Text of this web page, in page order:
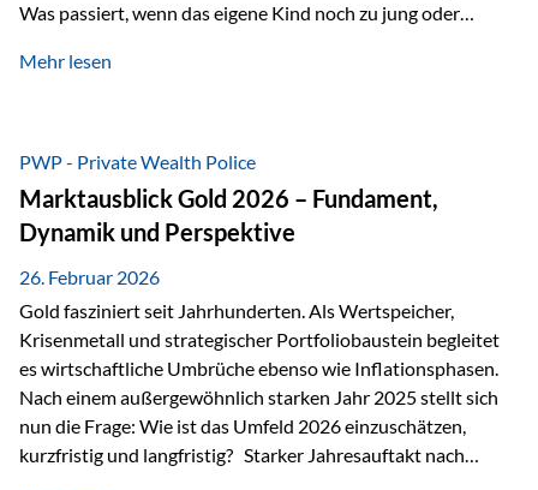
Was passiert, wenn das eigene Kind noch zu jung oder
verwalten? Wie kann verhindert werden, dass Ex-Partner,
unbürokratisch übertragen, ohne ausschließlich auf ein
Testament angewiesen zu sein? Wenn klassische Lösungen
nicht ausreichen Traditionelle Nachlassregelungen stoßen
oft…
Mehr lesen
PWP - Private Wealth Police
Marktausblick Gold 2026 – Fundament,
Dynamik und Perspektive
26. Februar 2026
Gold fasziniert seit Jahrhunderten. Als Wertspeicher,
Krisenmetall und strategischer Portfoliobaustein begleitet
es wirtschaftliche Umbrüche ebenso wie Inflationsphasen.
Nach einem außergewöhnlich starken Jahr 2025 stellt sich
nun die Frage: Wie ist das Umfeld 2026 einzuschätzen,
kurzfristig und langfristig? Starker Jahresauftakt nach